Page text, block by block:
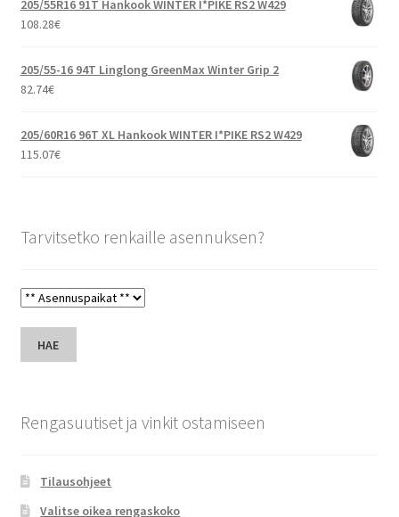
205/55R16 91T Hankook WINTER I*PIKE RS2 W429
108.28€
205/55-16 94T Linglong GreenMax Winter Grip 2
82.74€
205/60R16 96T XL Hankook WINTER I*PIKE RS2 W429
115.07€
Tarvitsetko renkaille asennuksen?
HAE
Rengasuutiset ja vinkit ostamiseen
Tilausohjeet
Valitse oikea rengaskoko